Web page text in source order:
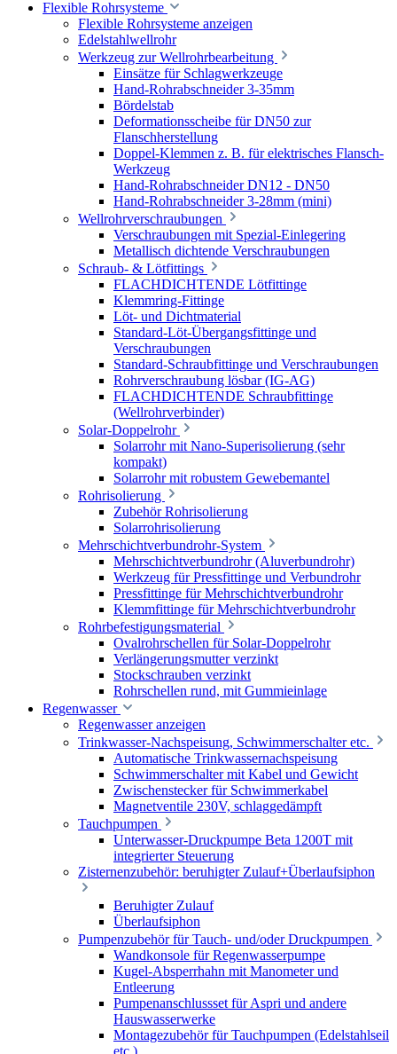
Flexible Rohrsysteme
Flexible Rohrsysteme anzeigen
Edelstahlwellrohr
Werkzeug zur Wellrohrbearbeitung
Einsätze für Schlagwerkzeuge
Hand-Rohrabschneider 3-35mm
Bördelstab
Deformationsscheibe für DN50 zur
Flanschherstellung
Doppel-Klemmen z. B. für elektrisches Flansch-
Werkzeug
Hand-Rohrabschneider DN12 - DN50
Hand-Rohrabschneider 3-28mm (mini)
Wellrohrverschraubungen
Verschraubungen mit Spezial-Einlegering
Metallisch dichtende Verschraubungen
Schraub- & Lötfittings
FLACHDICHTENDE Lötfittinge
Klemmring-Fittinge
Löt- und Dichtmaterial
Standard-Löt-Übergangsfittinge und
Verschraubungen
Standard-Schraubfittinge und Verschraubungen
Rohrverschraubung lösbar (IG-AG)
FLACHDICHTENDE Schraubfittinge
(Wellrohrverbinder)
Solar-Doppelrohr
Solarrohr mit Nano-Superisolierung (sehr
kompakt)
Solarrohr mit robustem Gewebemantel
Rohrisolierung
Zubehör Rohrisolierung
Solarrohrisolierung
Mehrschichtverbundrohr-System
Mehrschichtverbundrohr (Aluverbundrohr)
Werkzeug für Pressfittinge und Verbundrohr
Pressfittinge für Mehrschichtverbundrohr
Klemmfittinge für Mehrschichtverbundrohr
Rohrbefestigungsmaterial
Ovalrohrschellen für Solar-Doppelrohr
Verlängerungsmutter verzinkt
Stockschrauben verzinkt
Rohrschellen rund, mit Gummieinlage
Regenwasser
Regenwasser anzeigen
Trinkwasser-Nachspeisung, Schwimmerschalter etc.
Automatische Trinkwassernachspeisung
Schwimmerschalter mit Kabel und Gewicht
Zwischenstecker für Schwimmerkabel
Magnetventile 230V, schlaggedämpft
Tauchpumpen
Unterwasser-Druckpumpe Beta 1200T mit
integrierter Steuerung
Zisternenzubehör: beruhigter Zulauf+Überlaufsiphon
Beruhigter Zulauf
Überlaufsiphon
Pumpenzubehör für Tauch- und/oder Druckpumpen
Wandkonsole für Regenwasserpumpe
Kugel-Absperrhahn mit Manometer und
Entleerung
Pumpenanschlussset für Aspri und andere
Hauswasserwerke
Montagezubehör für Tauchpumpen (Edelstahlseil
etc.)